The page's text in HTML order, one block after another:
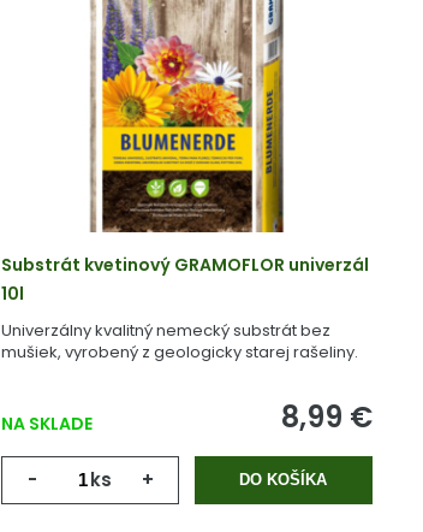
Substrát kvetinový GRAMOFLOR univerzál
10l
Univerzálny kvalitný nemecký substrát bez
mušiek, vyrobený z geologicky starej rašeliny.
NA SKLADE 8,99 €
- ks + DO KOŠÍKA